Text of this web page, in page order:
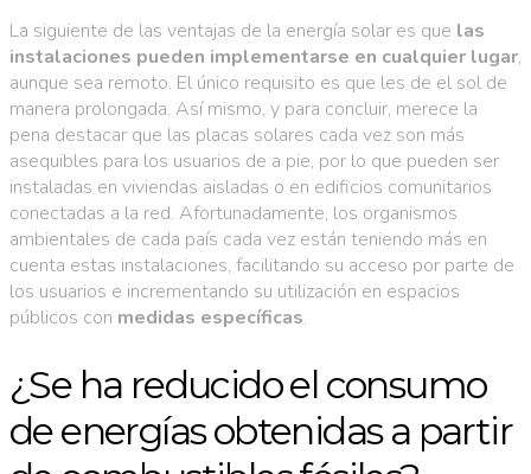
La siguiente de las ventajas de la energía solar es que las
instalaciones pueden implementarse en cualquier lugar,
aunque sea remoto. El único requisito es que les de el sol de
manera prolongada. Así mismo, y para concluir, merece la
pena destacar que las placas solares cada vez son más
asequibles para los usuarios de a pie, por lo que pueden ser
instaladas en viviendas aisladas o en edificios comunitarios
conectadas a la red. Afortunadamente, los organismos
ambientales de cada país cada vez están teniendo más en
cuenta estas instalaciones, facilitando su acceso por parte de
los usuarios e incrementando su utilización en espacios
públicos con medidas específicas.
¿Se ha reducido el consumo
de energías obtenidas a partir